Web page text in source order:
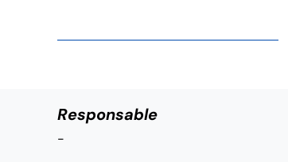
Responsable
-